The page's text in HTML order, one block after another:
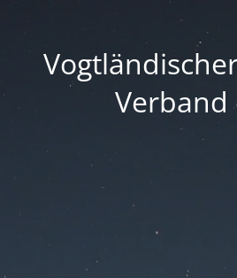
Verband